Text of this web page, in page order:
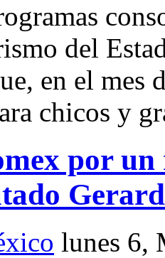
del
en el mes
chicos y
por un
lunes 6,